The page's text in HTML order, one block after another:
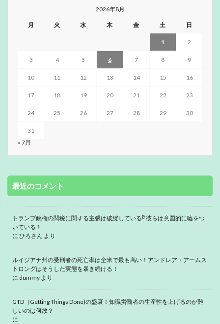
2026年8月
月 火 水 木 金 土 日
1 2
3 4 5 6 7 8 9
10 11 12 13 14 15 16
17 18 19 20 21 22 23
24 25 26 27 28 29 30
31
« 7月
最近のコメント
トランプ政権の関税に関する主張は破綻している⁉ 彼らは意図的に嘘をつ
いている！
に ひろさん より
ルイジアナ州の受刑者の死亡率は全米で最も高い！アンドレア・アームス
トロングはそうした実態を暴き続ける！
に dummy より
GTD（Getting Things Done)の盛衰！知識労働者の生産性を上げるのが難
しいのは何故？
に